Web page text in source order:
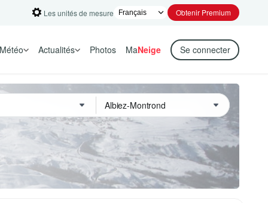
Les unités de mesure Obtenir Premium
Météo Actualités Photos MaNeige Se connecter